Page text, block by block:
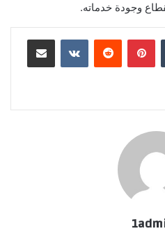
وجودة خدماته.
بينتيريست مشاركة عبر البريد